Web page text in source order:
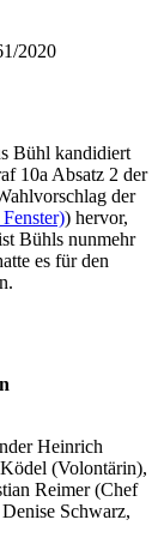
2020
Bühl kandidiert
10a Absatz 2 der
der
) hervor,
Bühls nunmehr
es für den
Heinrich
Ködel (Volontärin),
Reimer (Chef
Schwarz,